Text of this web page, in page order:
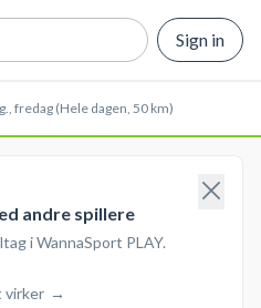
Sign in
fredag (Hele dagen, 50 km)
andre spillere
i WannaSport PLAY.
virker →